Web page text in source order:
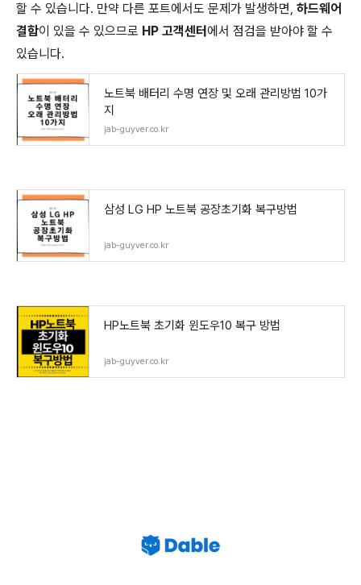
할 수 있습니다. 만약 다른 포트에서도 문제가 발생하면, 하드웨어
결함이 있을 수 있으므로 HP 고객센터에서 점검을 받아야 할 수
있습니다.
노트북 배터리 수명 연장 및 오래 관리방법 10가
지
jab-guyver.co.kr
삼성 LG HP 노트북 공장초기화 복구방법
jab-guyver.co.kr
HP노트북 초기화 윈도우10 복구 방법
jab-guyver.co.kr